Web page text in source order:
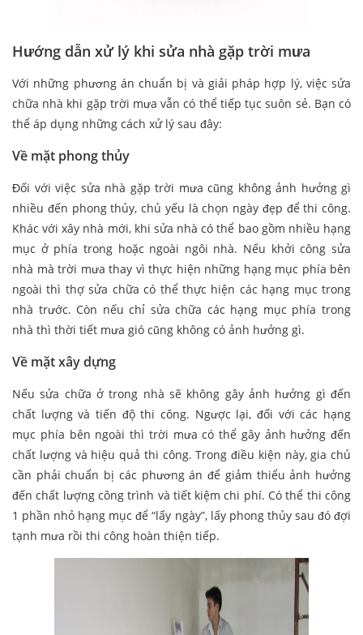
Hướng dẫn xử lý khi sửa nhà gặp trời mưa
Với những phương án chuẩn bị và giải pháp hợp lý, việc sửa
chữa nhà khi gặp trời mưa vẫn có thể tiếp tục suôn sẻ. Bạn có
thể áp dụng những cách xử lý sau đây:
Về mặt phong thủy
Đối với việc sửa nhà gặp trời mưa cũng không ảnh hưởng gì
nhiều đến phong thủy, chủ yếu là chọn ngày đẹp để thi công.
Khác với xây nhà mới, khi sửa nhà có thể bao gồm nhiều hạng
mục ở phía trong hoặc ngoài ngôi nhà. Nếu khởi công sửa
nhà mà trời mưa thay vì thực hiện những hạng mục phía bên
ngoài thì thợ sửa chữa có thể thực hiện các hạng mục trong
nhà trước. Còn nếu chỉ sửa chữa các hạng mục phía trong
nhà thì thời tiết mưa gió cũng không có ảnh hưởng gì.
Về mặt xây dựng
Nếu sửa chữa ở trong nhà sẽ không gây ảnh hưởng gì đến
chất lượng và tiến độ thi công. Ngược lại, đối với các hạng
mục phía bên ngoài thì trời mưa có thể gây ảnh hưởng đến
chất lượng và hiệu quả thi công. Trong điều kiện này, gia chủ
cần phải chuẩn bị các phương án để giảm thiểu ảnh hưởng
đến chất lượng công trình và tiết kiệm chi phí. Có thể thi công
1 phần nhỏ hạng mục để “lấy ngày”, lấy phong thủy sau đó đợi
tạnh mưa rồi thi công hoàn thiện tiếp.